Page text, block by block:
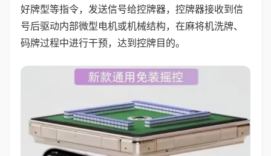
好牌型等指令，发送信号给控牌器，控牌器接收到信
号后驱动内部微型电机或机械结构，在麻将机洗牌、
码牌过程中进行干预，达到控牌目的。